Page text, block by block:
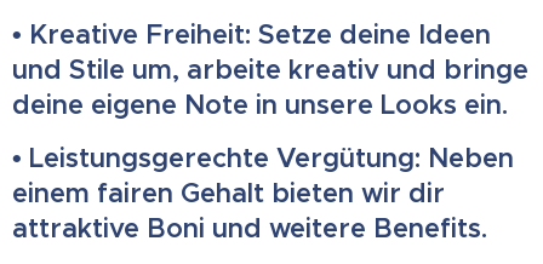
• Kreative Freiheit: Setze deine Ideen
und Stile um, arbeite kreativ und bringe
deine eigene Note in unsere Looks ein.
• Leistungsgerechte Vergütung: Neben
einem fairen Gehalt bieten wir dir
attraktive Boni und weitere Benefits.